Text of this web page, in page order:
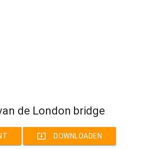
de London bridge
system_update_alt DOWNLOADEN